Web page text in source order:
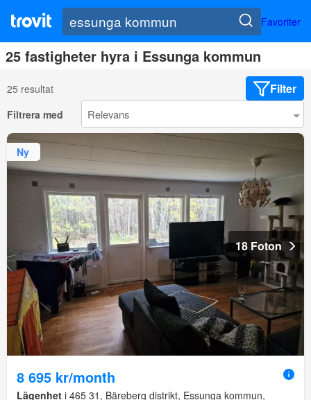
Favoriter
25 fastigheter hyra i Essunga kommun
25 resultat Filter
Filtrera med
Ny
18 Foton
8 695 kr/month
Lägenhet i 465 31, Bäreberg distrikt, Essunga kommun,